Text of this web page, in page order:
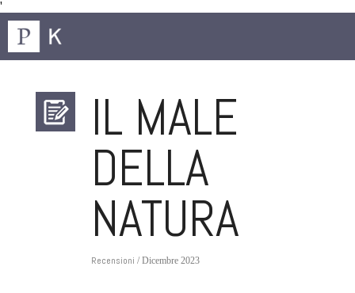
'
IL MALE
DELLA
NATURA
Recensioni / Dicembre 2023